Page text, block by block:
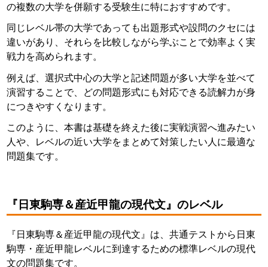
の複数の大学を併願する受験生に特におすすめです。
同じレベル帯の大学であっても出題形式や設問のクセには
違いがあり、それらを比較しながら学ぶことで効率よく実
戦力を高められます。
例えば、選択式中心の大学と記述問題が多い大学を並べて
演習することで、どの問題形式にも対応できる読解力が身
につきやすくなります。
このように、本書は基礎を終えた後に実戦演習へ進みたい
人や、レベルの近い大学をまとめて対策したい人に最適な
問題集です。
『日東駒専＆産近甲龍の現代文』のレベル
『日東駒専＆産近甲龍の現代文』は、共通テストから日東
駒専・産近甲龍レベルに到達するための標準レベルの現代
文の問題集です。